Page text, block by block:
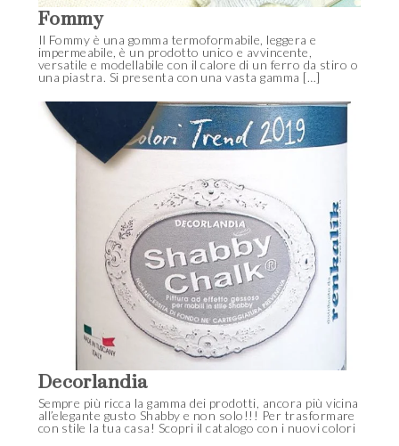
Fommy
Il Fommy è una gomma termoformabile, leggera e
impermeabile, è un prodotto unico e avvincente,
versatile e modellabile con il calore di un ferro da stiro o
una piastra. Si presenta con una vasta gamma […]
Decorlandia
Sempre più ricca la gamma dei prodotti, ancora più vicina
all’elegante gusto Shabby e non solo!!! Per trasformare
con stile la tua casa! Scopri il catalogo con i nuovi colori